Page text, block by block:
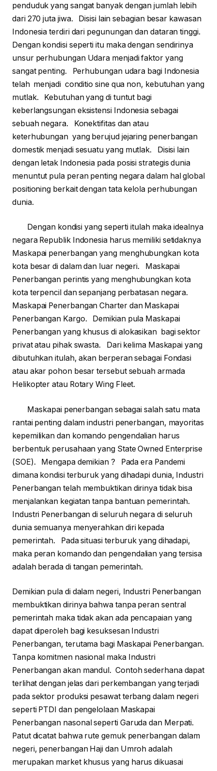
penduduk yang sangat banyak dengan jumlah lebih
dari 270 juta jiwa. Disisi lain sebagian besar kawasan
Indonesia terdiri dari pegunungan dan dataran tinggi.
Dengan kondisi seperti itu maka dengan sendirinya
unsur perhubungan Udara menjadi faktor yang
sangat penting. Perhubungan udara bagi Indonesia
telah menjadi conditio sine qua non, kebutuhan yang
mutlak. Kebutuhan yang di tuntut bagi
keberlangsungan eksistensi Indonesia sebagai
sebuah negara. Konektifitas dan atau
keterhubungan yang berujud jejaring penerbangan
domestik menjadi sesuatu yang mutlak. Disisi lain
dengan letak Indonesia pada posisi strategis dunia
menuntut pula peran penting negara dalam hal global
positioning berkait dengan tata kelola perhubungan
dunia.
Dengan kondisi yang seperti itulah maka idealnya
negara Republik Indonesia harus memiliki setidaknya
Maskapai penerbangan yang menghubungkan kota
kota besar di dalam dan luar negeri. Maskapai
Penerbangan perintis yang menghubungkan kota
kota terpencil dan sepanjang perbatasan negara.
Maskapai Penerbangan Charter dan Maskapai
Penerbangan Kargo. Demikian pula Maskapai
Penerbangan yang khusus di alokasikan bagi sektor
privat atau pihak swasta. Dari kelima Maskapai yang
dibutuhkan itulah, akan berperan sebagai Fondasi
atau akar pohon besar tersebut sebuah armada
Helikopter atau Rotary Wing Fleet.
Maskapai penerbangan sebagai salah satu mata
rantai penting dalam industri penerbangan, mayoritas
kepemilikan dan komando pengendalian harus
berbentuk perusahaan yang State Owned Enterprise
(SOE). Mengapa demikian ? Pada era Pandemi
dimana kondisi terburuk yang dihadapi dunia, Industri
Penerbangan telah membuktikan dirinya tidak bisa
menjalankan kegiatan tanpa bantuan pemerintah.
Industri Penerbangan di seluruh negara di seluruh
dunia semuanya menyerahkan diri kepada
pemerintah. Pada situasi terburuk yang dihadapi,
maka peran komando dan pengendalian yang tersisa
adalah berada di tangan pemerintah.
Demikian pula di dalam negeri, Industri Penerbangan
membuktikan dirinya bahwa tanpa peran sentral
pemerintah maka tidak akan ada pencapaian yang
dapat diperoleh bagi kesuksesan Industri
Penerbangan, terutama bagi Maskapai Penerbangan.
Tanpa komitmen nasional maka Industri
Penerbangan akan mandul. Contoh sederhana dapat
terlihat dengan jelas dari perkembangan yang terjadi
pada sektor produksi pesawat terbang dalam negeri
seperti PTDI dan pengelolaan Maskapai
Penerbangan nasonal seperti Garuda dan Merpati.
Patut dicatat bahwa rute gemuk penerbangan dalam
negeri, penerbangan Haji dan Umroh adalah
merupakan market khusus yang harus dikuasai